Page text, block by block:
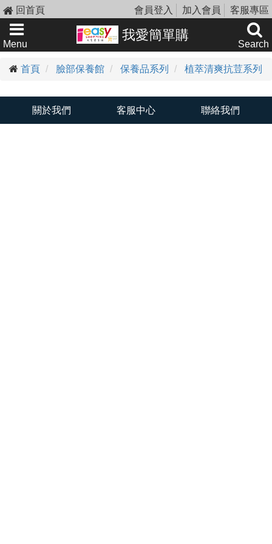
回首頁 會員登入 加入會員 客服專區
Menu
我愛簡單購
Search
首頁 臉部保養館 保養品系列 植萃清爽抗荳系列
關於我們 客服中心 聯絡我們